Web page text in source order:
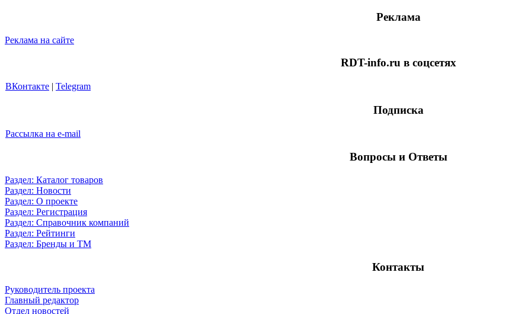
Реклама
Реклама на сайте
RDT-info.ru в соцсетях
ВКонтакте | Telegram
Подписка
Рассылка на e-mail
Вопросы и Ответы
Раздел: Каталог товаров
Раздел: Новости
Раздел: О проекте
Раздел: Регистрация
Раздел: Справочник компаний
Раздел: Рейтинги
Раздел: Бренды и ТМ
Контакты
Руководитель проекта
Главный редактор
Отдел новостей